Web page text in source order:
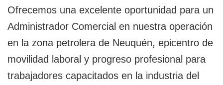
Ofrecemos una excelente oportunidad para un
Administrador Comercial en nuestra operación
en la zona petrolera de Neuquén, epicentro de
movilidad laboral y progreso profesional para
trabajadores capacitados en la industria del